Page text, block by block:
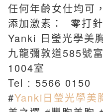
任何年齡女仕均可
添加激素：
零打
Yanki 日瑩光學美
九龍彌敦道585號
1004室
Tel : 5566 0150
#Yanki日瑩光學美